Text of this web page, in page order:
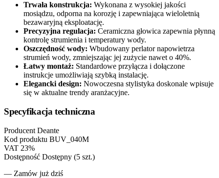
Trwała konstrukcja: Wykonana z wysokiej jakości
mosiądzu, odporna na korozję i zapewniająca wieloletnią
bezawaryjną eksploatację.
Precyzyjna regulacja: Ceramiczna głowica zapewnia płynną
kontrolę strumienia i temperatury wody.
Oszczędność wody: Wbudowany perlator napowietrza
strumień wody, zmniejszając jej zużycie nawet o 40%.
Łatwy montaż: Standardowe przyłącza i dołączone
instrukcje umożliwiają szybką instalację.
Elegancki design: Nowoczesna stylistyka doskonale wpisuje
się w aktualne trendy aranżacyjne.
Specyfikacja techniczna
Producent Deante
Kod produktu BUV_040M
VAT 23%
Dostępność Dostępny (5 szt.)
— Zamów już dziś